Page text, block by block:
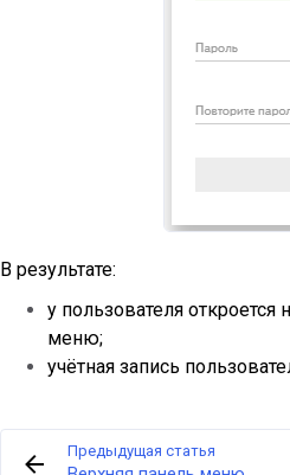
В результате:
у пользователя
меню;
учётная запись
Предыдущая статья